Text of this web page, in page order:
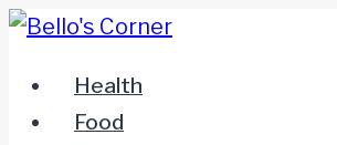
Zum
springenHealth
Food